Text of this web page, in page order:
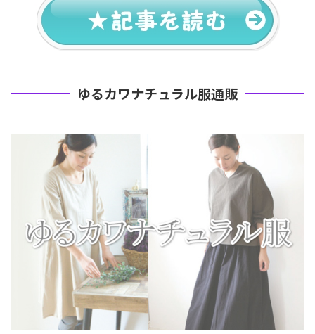
ゆるカワナチュラル服通販